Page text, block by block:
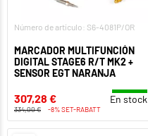
Número de artículo: S6-4081P/OR
MARCADOR MULTIFUNCIÓN
DIGITAL STAGE6 R/T MK2 +
SENSOR EGT NARANJA
307,28 € En stock
334,00 € -8% SET-RABATT